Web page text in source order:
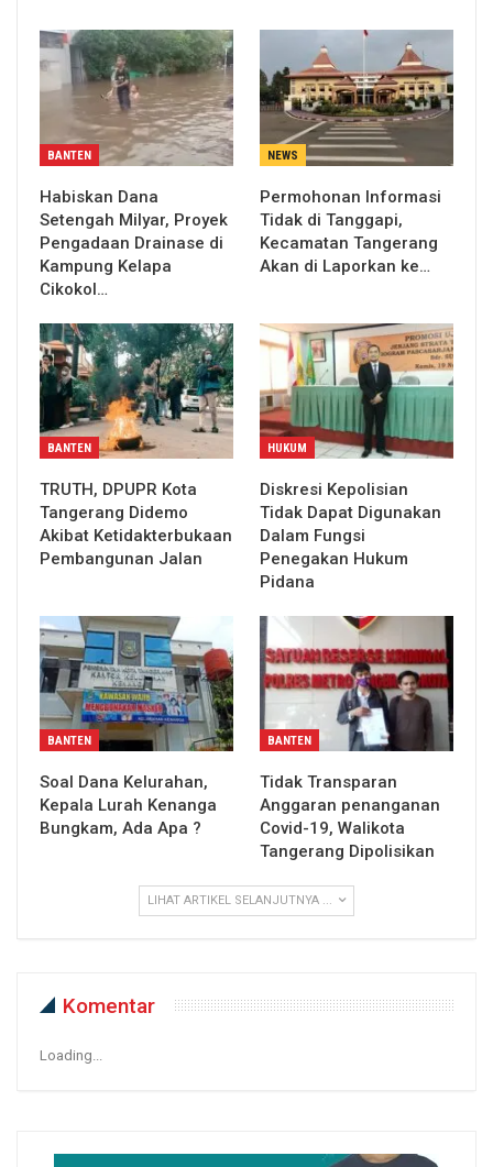
BANTEN
Habiskan Dana
Setengah Milyar, Proyek
Pengadaan Drainase di
Kampung Kelapa
Cikokol…
NEWS
Permohonan Informasi
Tidak di Tanggapi,
Kecamatan Tangerang
Akan di Laporkan ke…
BANTEN
TRUTH, DPUPR Kota
Tangerang Didemo
Akibat Ketidakterbukaan
Pembangunan Jalan
HUKUM
Diskresi Kepolisian
Tidak Dapat Digunakan
Dalam Fungsi
Penegakan Hukum
Pidana
BANTEN
Soal Dana Kelurahan,
Kepala Lurah Kenanga
Bungkam, Ada Apa ?
BANTEN
Tidak Transparan
Anggaran penanganan
Covid-19, Walikota
Tangerang Dipolisikan
LIHAT ARTIKEL SELANJUTNYA ...
Komentar
Loading...